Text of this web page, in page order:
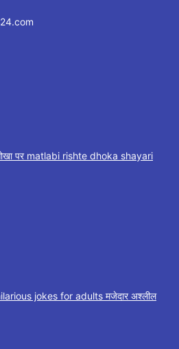
पर matlabi rishte dhoka shayari
jokes for adults मजेदार अश्लील